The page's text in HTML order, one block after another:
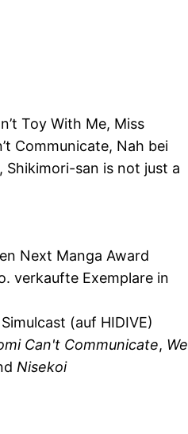
Toy With Me, Miss
Communicate, Nah bei
Shikimori-san is not just a
Next Manga Award
verkaufte Exemplare in
(auf HIDIVE)
Can't Communicate, We
Nisekoi